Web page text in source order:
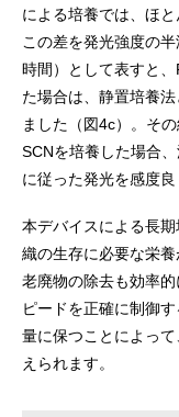
による培養では、ほ
この差を発光強度の
時間）として表すと
た場合は、静置培養
ました（図4c）。そ
SCNを培養した場合
に従った発光を感度
本デバイスによる長
織の生存に必要な栄
老廃物の除去も効率
ピードを正確に制御
量に保つことによっ
えられます。